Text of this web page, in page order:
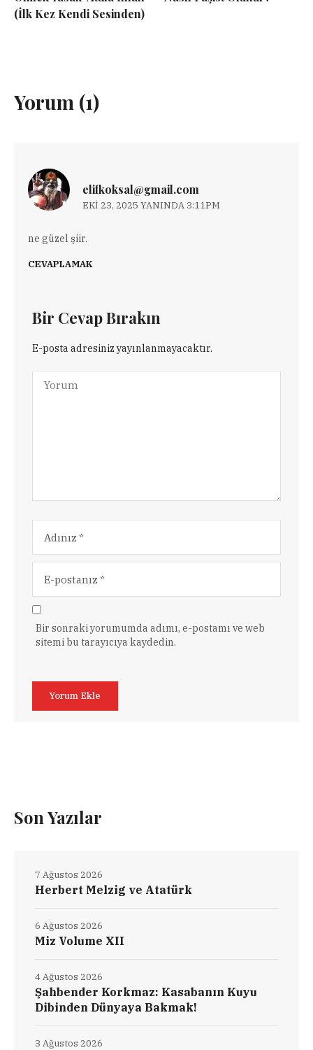
(İlk Kez Kendi Sesinden)
Yorum (1)
elifkoksal@gmail.com
EKI 23, 2025 YANINDA 3:11PM
ne güzel şiir.
CEVAPLAMAK
Bir Cevap Bırakın
E-posta adresiniz yayınlanmayacaktır.
Bir sonraki yorumumda adımı, e-postamı ve web
sitemi bu tarayıcıya kaydedin.
Son Yazılar
Herbert Melzig ve Atatürk
7 Ağustos 2026
Miz Volume XII
6 Ağustos 2026
Şahbender Korkmaz: Kasabanın Kuyu
Dibinden Dünyaya Bakmak!
4 Ağustos 2026
3 Ağustos 2026